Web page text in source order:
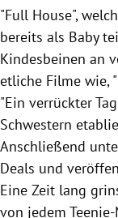
"Full House",
bereits als Baby
Kindesbeinen an
etliche Filme wie,
"Ein verrückter
Schwestern
Anschließend
Deals und
Eine Zeit lang
von jedem